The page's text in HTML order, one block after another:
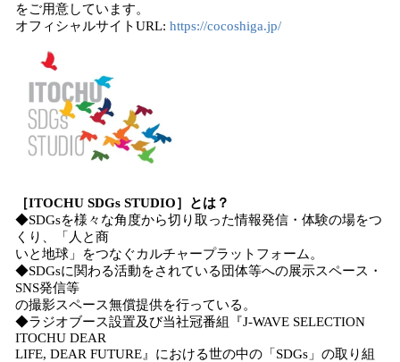
をご用意しています。
オフィシャルサイトURL: https://cocoshiga.jp/
［ITOCHU SDGs STUDIO］とは？
◆SDGsを様々な角度から切り取った情報発信・体験の場をつ
くり、「人と商
いと地球」をつなぐカルチャープラットフォーム。
◆SDGsに関わる活動をされている団体等への展示スペース・
SNS発信等
の撮影スペース無償提供を行っている。
◆ラジオブース設置及び当社冠番組『J-WAVE SELECTION
ITOCHU DEAR
LIFE, DEAR FUTURE』における世の中の「SDGs」の取り組